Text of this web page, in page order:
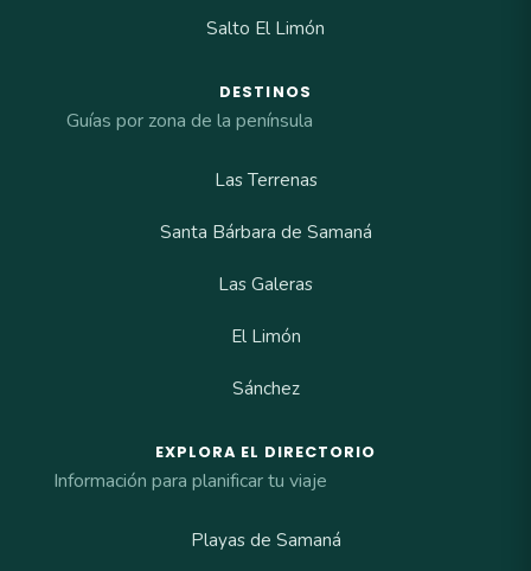
Salto El Limón
DESTINOS
Guías por zona de la península
Las Terrenas
Santa Bárbara de Samaná
Las Galeras
El Limón
Sánchez
EXPLORA EL DIRECTORIO
Información para planificar tu viaje
Playas de Samaná